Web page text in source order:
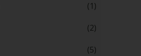
(1)
(2)
(5)